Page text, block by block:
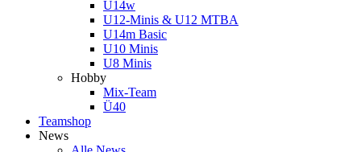
U14w
U12-Minis & U12 MTBA
U14m Basic
U10 Minis
U8 Minis
Hobby
Mix-Team
Ü40
Teamshop
News